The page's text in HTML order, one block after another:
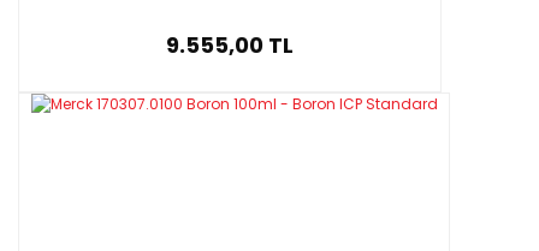
9.555,00 TL